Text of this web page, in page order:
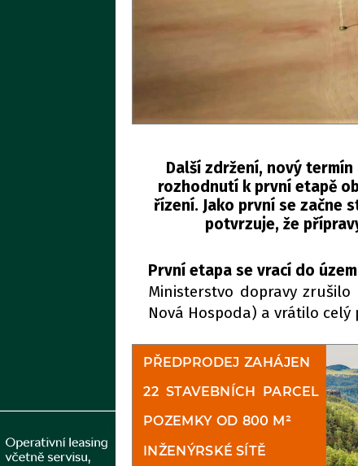
Další zdržení, nový
rozhodnutí k první etapě
řízení. Jako první se začne
potvrzuje, že
První etapa se vrací do
Ministerstvo dopravy
Nová Hospoda) a vrátilo